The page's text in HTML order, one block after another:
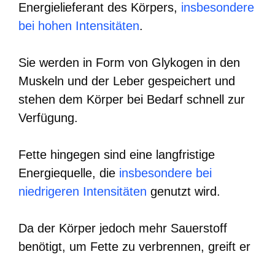
Energielieferant des Körpers, insbesondere
bei hohen Intensitäten.
Sie werden in Form von Glykogen in den
Muskeln und der Leber gespeichert und
stehen dem Körper bei Bedarf schnell zur
Verfügung.
Fette hingegen sind eine langfristige
Energiequelle, die insbesondere bei
niedrigeren Intensitäten genutzt wird.
Da der Körper jedoch mehr Sauerstoff
benötigt, um Fette zu verbrennen, greift er